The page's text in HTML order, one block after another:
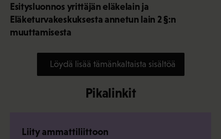
Esitysluonnos yrittäjän eläkelain ja
Eläketurvakeskuksesta annetun lain 2 §:n
muuttamisesta
Löydä lisää tämänkaltaista sisältöä
Pikalinkit
Liity ammattiliittoon